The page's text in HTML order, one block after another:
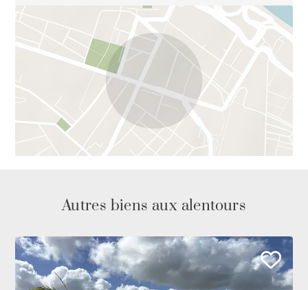
Autres biens aux alentours